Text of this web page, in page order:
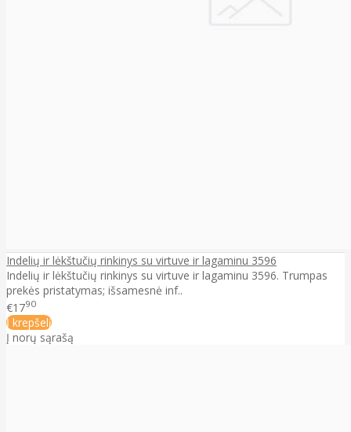
Indelių ir lėkštučių rinkinys su virtuve ir lagaminu 3596
Indelių ir lėkštučių rinkinys su virtuve ir lagaminu 3596. Trumpas
prekės pristatymas; išsamesnė inf..
€1790
Į krepšelį
Į norų sąrašą